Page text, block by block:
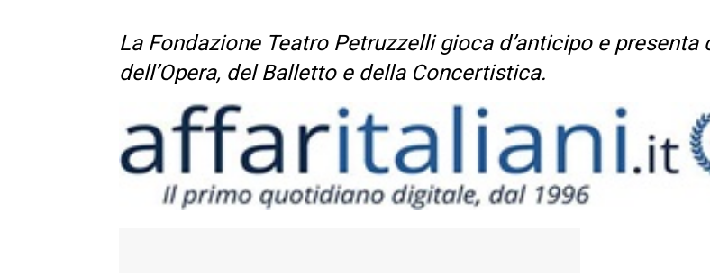
La Fondazione Teatro Petruzzelli gioca d’anticipo e
dell’Opera, del Balletto e della Concertistica.